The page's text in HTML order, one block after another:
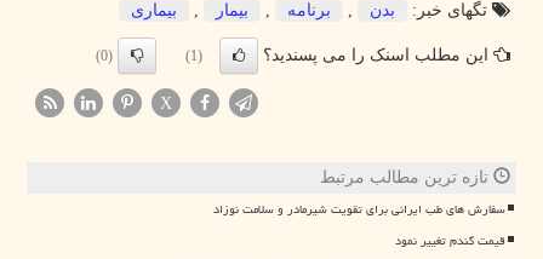
تگهای خبر:
بدن , برنامه , بیمار , بیماری
این مطلب اسنک را می پسندید؟ (1)
(0)
X
تازه ترین مطالب مرتبط
سفارش های طب ایرانی برای تقویت شیرمادر و سلامت نوزاد
قیمت گندم تغییر نمود